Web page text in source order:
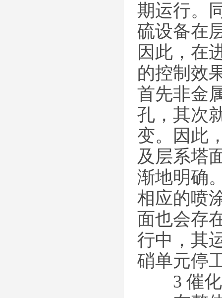
期运行。
硫设备在
因此，在
的控制效
首先非金
孔，其次
变。因此
及层系塔
渐地明确
相应的喷
面也会存
行中，其
硝单元停
3 催化